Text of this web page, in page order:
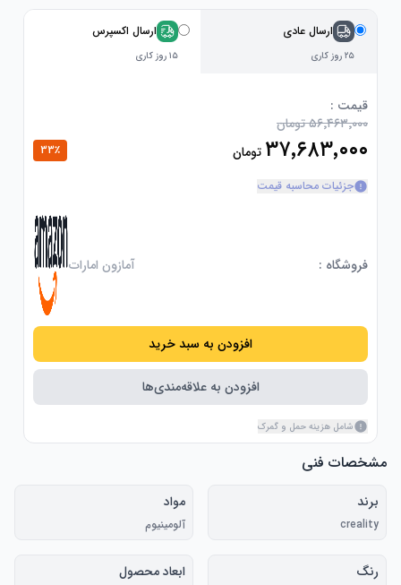
ارسال عادی
۲۵ روز کاری
ارسال اکسپرس
۱۵ روز کاری
قیمت :
۵۶٬۴۶۳٬۰۰۰ تومان
۳۷٬۶۸۳٬۰۰۰ تومان 33٪
جزئیات محاسبه قیمت
فروشگاه : آمازون امارات
افزودن به سبد خرید
افزودن به علاقه‌مندی‌ها
شامل هزینه حمل و گمرک
مشخصات فنی
برند
creality
مواد
آلومینیوم
رنگ ابعاد محصول